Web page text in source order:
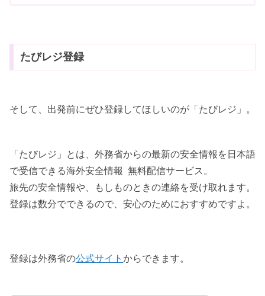
たびレジ登録
そして、出発前にぜひ登録してほしいのが「たびレジ」。
「たびレジ」とは、外務省からの最新の安全情報を日本語
で受信できる海外安全情報 無料配信サービス。
旅先の安全情報や、もしものときの連絡を受け取れます。
登録は数分でできるので、安心のためにおすすめですよ。
登録は外務省の公式サイト からできます。